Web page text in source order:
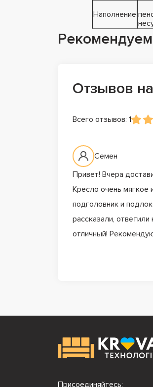
Наполнение
Отзывов
Всего отзывов: 1
Семен
Привет! Вчера
Кресло очень мягкое
подголовник и
рассказали,
отличный!
Присоединяйтесь: